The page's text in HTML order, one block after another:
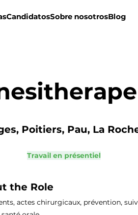
CandidatosSobre nosotrosBlog
Poitiers, Pau, La
Travail en présentiel
the Role
actes chirurgicaux, prévention,